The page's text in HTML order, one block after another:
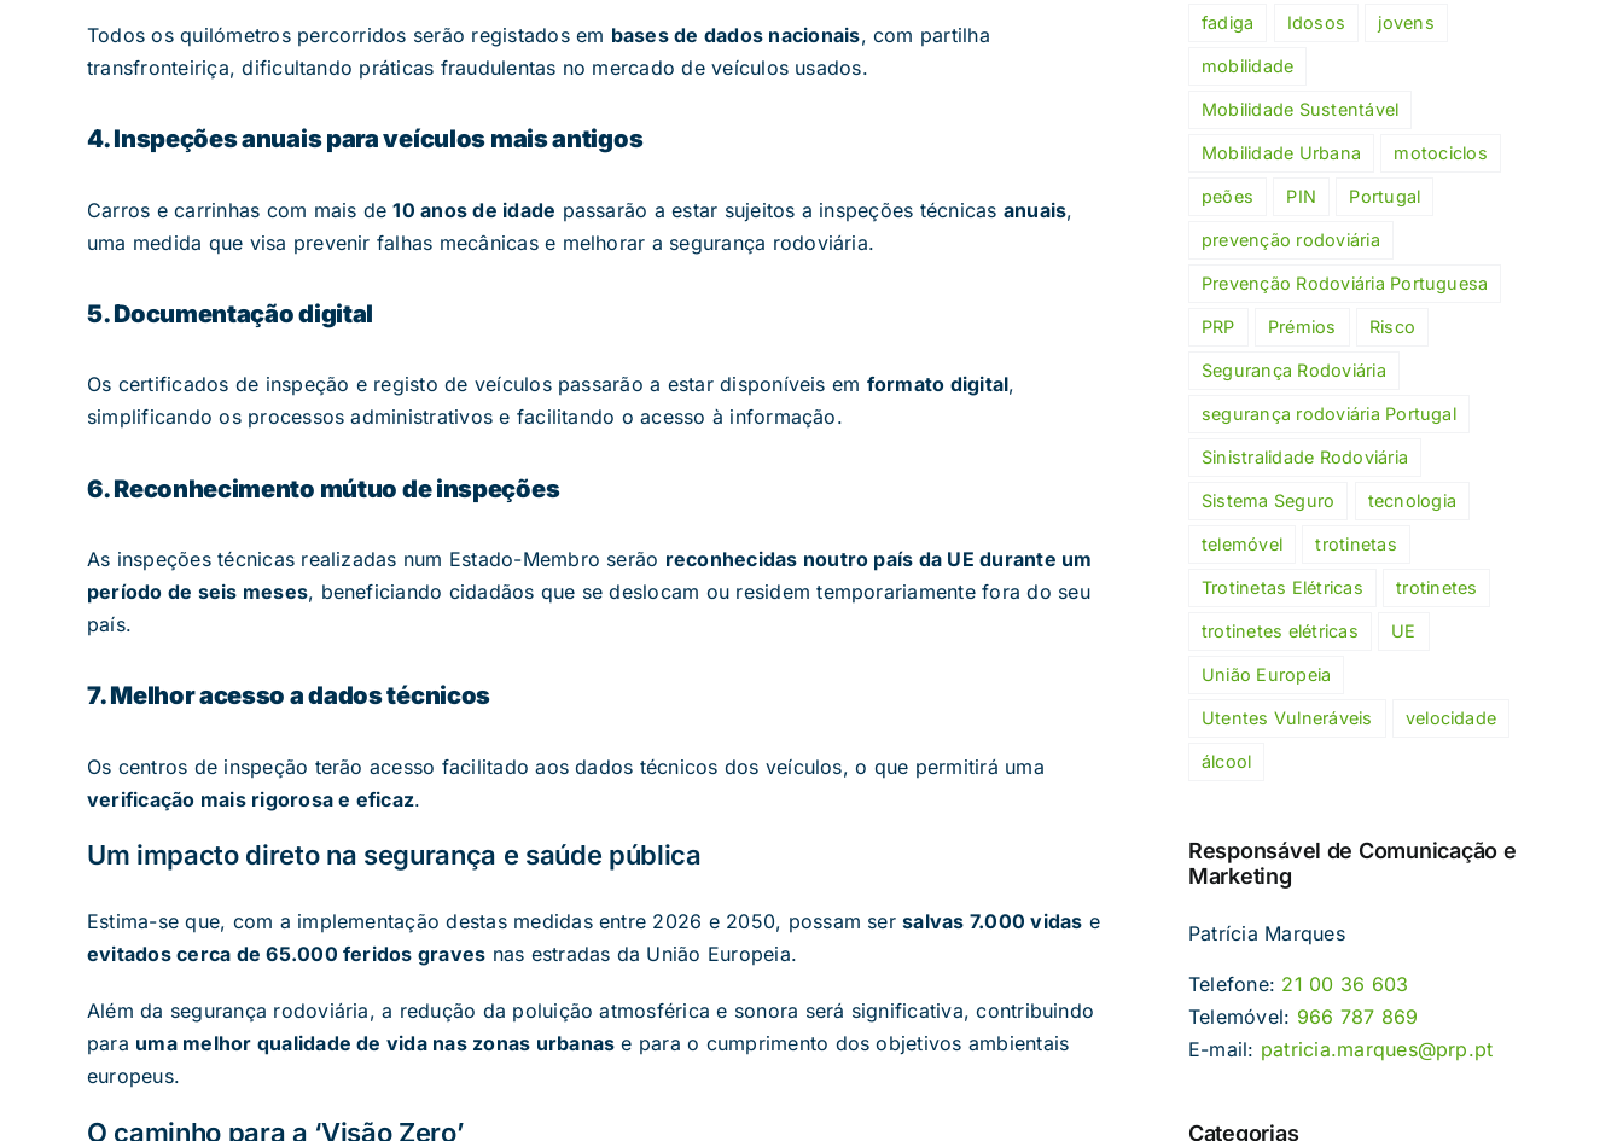
Todos os quilómetros percorridos serão registados em bases de dados nacionais, com partilha
transfronteiriça, dificultando práticas fraudulentas no mercado de veículos usados.
4. Inspeções anuais para veículos mais antigos
Carros e carrinhas com mais de10 anos de idade passarão a estar sujeitos a inspeções técnicas anuais,
uma medida que visa prevenir falhas mecânicas e melhorar a segurança rodoviária.
5. Documentação digital
Os certificados de inspeção e registo de veículos passarão a estar disponíveis em formato digital,
simplificando os processos administrativos e facilitando o acesso à informação.
6. Reconhecimento mútuo de inspeções
As inspeções técnicas realizadas num Estado-Membro serão reconhecidas noutro país da UE durante um
período de seis meses, beneficiando cidadãos que se deslocam ou residem temporariamente fora do seu
país.
7. Melhor acesso a dados técnicos
Os centros de inspeção terão acesso facilitado aos dados técnicos dos veículos, o que permitirá uma
verificação mais rigorosa e eficaz.
Um impacto direto na segurança e saúde pública
Estima-se que, com a implementação destas medidas entre 2026 e 2050, possam sersalvas 7.000 vidas e
evitados cerca de 65.000 feridos graves nas estradas da União Europeia.
Além da segurança rodoviária, a redução da poluição atmosférica e sonora será significativa, contribuindo
para uma melhor qualidade de vida nas zonas urbanas e para o cumprimento dos objetivos ambientais
europeus.
O caminho para a ‘Visão Zero’
fadiga Idosos jovens
mobilidade
Mobilidade Sustentável
Mobilidade Urbana motociclos
peões PIN Portugal
prevenção rodoviária
Prevenção Rodoviária Portuguesa
PRP Prémios Risco
Segurança Rodoviária
segurança rodoviária Portugal
Sinistralidade Rodoviária
Sistema Seguro tecnologia
telemóvel trotinetas
Trotinetas Elétricas trotinetes
trotinetes elétricas UE
União Europeia
Utentes Vulneráveis velocidade
álcool
Responsável de Comunicação e
Marketing
Patrícia Marques
Telefone: 21 00 36 603
Telemóvel: 966 787 869
E-mail: patricia.marques@prp.pt
Categorias